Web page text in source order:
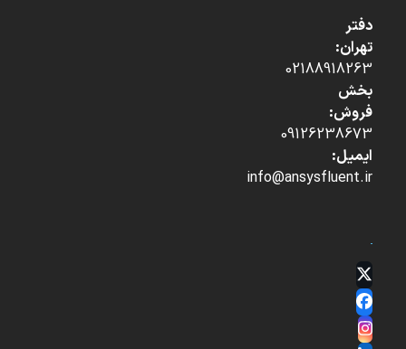
دفتر
تهران:
02188918263
بخش
فروش:
09126238673
ایمیل:
info@ansysfluent.ir
Twitter
(deprecated)
Facebook
Instagram